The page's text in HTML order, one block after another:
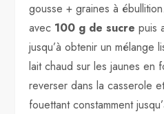
gousse + graines à
avec 100 g de sucre puis
jusqu’à obtenir un mélange
lait chaud sur les jaunes en
reverser dans la casserole
fouettant constamment